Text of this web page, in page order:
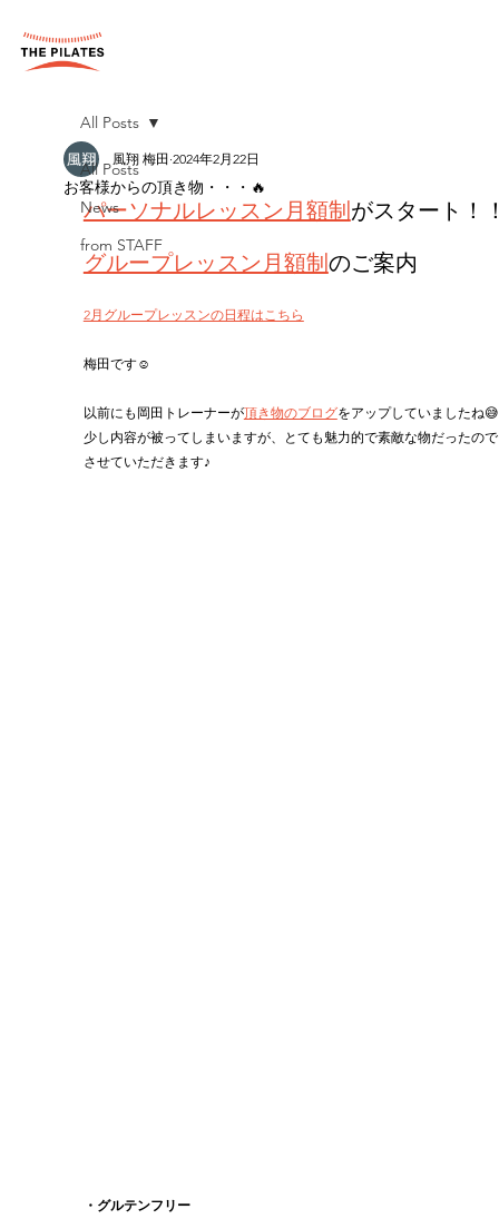
All Posts
News
from STAFF
All Posts
お客様からの頂き物・・・🔥
風翔 梅田 2024年2月22日
パーソナルレッスン月額制 がスタート！
グループレッスン月額制 のご案内
2月グループレッスンの日程はこちら
梅田です☺️
以前にも岡田トレーナーが頂き物のブログをアップしていましたね😅
少し内容が被ってしまいますが、とても魅力的で素敵な物だったの
させていただきます♪
・グルテンフリー